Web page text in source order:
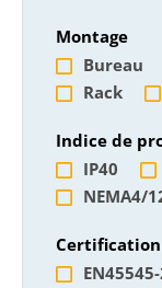
Montage
Bureau
Rack
Indice de
IP40
NEMA4/
Certification